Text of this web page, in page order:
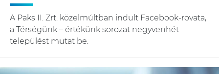
A Paks II. Zrt. közelmúltban indult Facebook-rovata,
a Térségünk – értékünk sorozat negyvenhét
települést mutat be.